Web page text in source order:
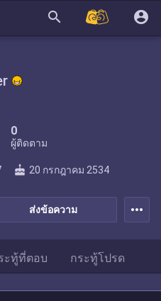
search account_circle
0
ผู้ติดตาม
ส่งข้อความ
cake 20 กรกฎาคม 2534
more_horiz
ะทู้ที่ตอบ กระทู้โปรด